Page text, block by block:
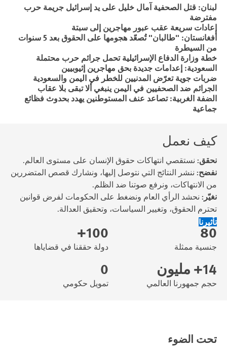
لبنان: قتل الصحفية آمال خليل على يد إسرائيل جريمة حرب
مفترضة
إعادات سريعة عقب عبور مهاجرين إلى سبتة
أفغانستان: "طالبان" تُصعّد هجومها على الحقوق بعد 5 سنوات
من السيطرة
خطة وزارة الدفاع الإسرائيلية تحمل جرائم حرب محتملة
السعودية: إعدامات جديدة بحق مهاجرين إثيوبيين
ضربات جوية تعرّض المدنيين للخطر في اليمن والسعودية
الجرائم ضد الصحفيين في اليمن ينبغي ألا تبقى بلا عقاب
الضفة الغربية: تصاعد عنف المستوطنين يهدد بحدوث فظائع
جماعية
كيف نعمل
نحقق: نستقصي انتهاكات حقوق الإنسان على مستوى العالم.
نفضح: ننشر النتائج التي نتوصل إليها، ونشارك قصص المتضررين
من الانتهاكات، ونرفع صوتنا ضد الظلم.
نغيّر: نحشد الرأي العام ونضغط على الحكومات لفرض قوانين
تحترم الحقوق، وتغيير السياسات، وتحقيق العدالة.
تأثيرنا
80
جنسية ممثلة
100+
دولة حققنا في قضاياها
14+ مليون
حجم جمهورنا العالمي
0
تمويل حكومي
تحت الضوء